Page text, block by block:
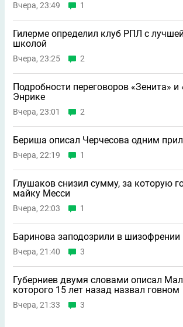
Вчера, 23:49 1
Гилерме определил клуб РПЛ с
школой
Вчера, 23:25 2
Подробности переговоров «Зенита»
Энрике
Вчера, 23:01 2
Бериша описал Черчесова одним
Вчера, 22:19 1
Глушаков снизил сумму, за которую
майку Месси
Вчера, 22:03 1
Баринова заподозрили в шизофрении
Вчера, 21:40 3
Губерниев двумя словами описал
которого 15 лет назад назвал говном
Вчера, 21:33 3